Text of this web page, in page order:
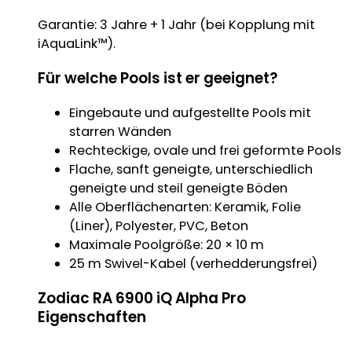
Garantie: 3 Jahre + 1 Jahr (bei Kopplung mit
iAquaLink™).
Für welche Pools ist er geeignet?
Eingebaute und aufgestellte Pools mit
starren Wänden
Rechteckige, ovale und frei geformte Pools
Flache, sanft geneigte, unterschiedlich
geneigte und steil geneigte Böden
Alle Oberflächenarten: Keramik, Folie
(Liner), Polyester, PVC, Beton
Maximale Poolgröße: 20 × 10 m
25 m Swivel-Kabel (verhedderungsfrei)
Zodiac RA 6900 iQ Alpha Pro
Eigenschaften